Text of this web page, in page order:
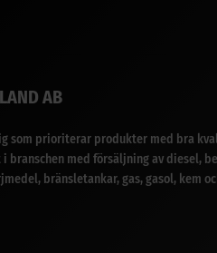
AB
som prioriterar produkter med bra
i branschen med försäljning av diesel,
bränsletankar, gas, gasol, kem